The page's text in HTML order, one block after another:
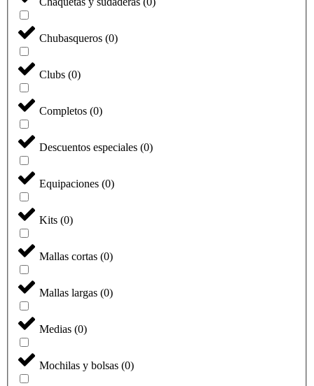
Chubasqueros (0)
Clubs (0)
Completos (0)
Descuentos especiales (0)
Equipaciones (0)
Kits (0)
Mallas cortas (0)
Mallas largas (0)
Medias (0)
Mochilas y bolsas (0)